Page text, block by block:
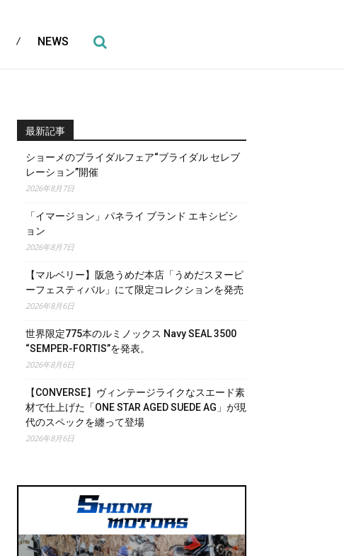
NEWS
最新記事
ショーメのブライダルフェア“ブライダル セレブ
レーション”開催
2026年8月7日
「イマージョン」パネライ ブランド エキシビシ
ョン
2026年8月7日
【マルベリー】阪急うめだ本店「うめだスヌーピ
ーフェスティバル」にて限定コレクションを発売
2026年8月6日
世界限定775本のルミノックス Navy SEAL 3500
“SEMPER-FORTIS”を発表。
2026年8月6日
【CONVERSE】ヴィンテージライクなスエード素
材で仕上げた「ONE STAR AGED SUEDE AG」が現
代のスペックを纏って登場
2026年8月6日